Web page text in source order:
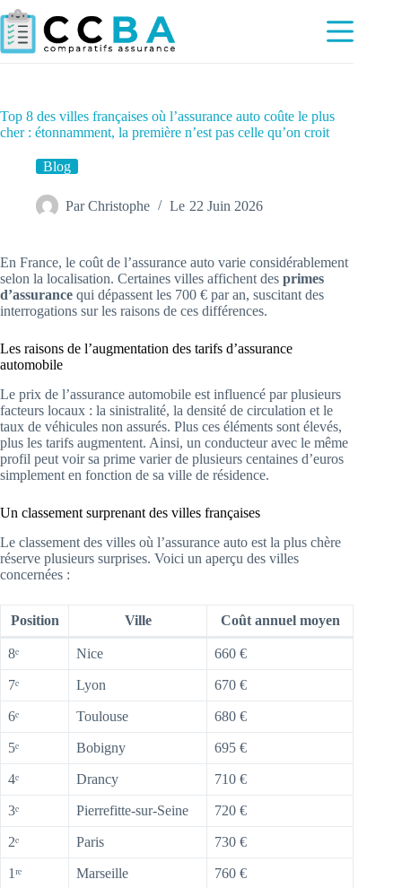
Passer
au
contenu
Top 8 des villes françaises où l’assurance auto coûte le plus
cher : étonnamment, la première n’est pas celle qu’on croit
Blog
Par Christophe Le 22 Juin 2026
En France, le coût de l’assurance auto varie considérablement
selon la localisation. Certaines villes affichent des primes
d’assurance qui dépassent les 700 € par an, suscitant des
interrogations sur les raisons de ces différences.
Les raisons de l’augmentation des tarifs d’assurance
automobile
Le prix de l’assurance automobile est influencé par plusieurs
facteurs locaux : la sinistralité, la densité de circulation et le
taux de véhicules non assurés. Plus ces éléments sont élevés,
plus les tarifs augmentent. Ainsi, un conducteur avec le même
profil peut voir sa prime varier de plusieurs centaines d’euros
simplement en fonction de sa ville de résidence.
Un classement surprenant des villes françaises
Le classement des villes où l’assurance auto est la plus chère
réserve plusieurs surprises. Voici un aperçu des villes
concernées :
Position Ville Coût annuel moyen
8ᵉ Nice 660 €
7ᵉ Lyon 670 €
6ᵉ Toulouse 680 €
5ᵉ Bobigny 695 €
4ᵉ Drancy 710 €
3ᵉ Pierrefitte-sur-Seine 720 €
2ᵉ Paris 730 €
1ʳᵉ Marseille
760 €